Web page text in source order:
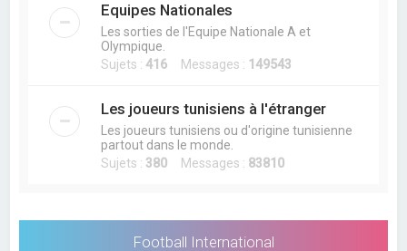
Equipes Nationales
Les sorties de l'Equipe Nationale A et
Olympique.
Sujets :416 Messages : 149543
Les joueurs tunisiens à l'étranger
Les joueurs tunisiens ou d'origine tunisienne
partout dans le monde.
Sujets : 380 Messages : 83810
Football International